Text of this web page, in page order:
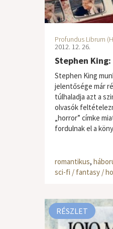
Profundus Librum
2012. 12. 26.
Stephen
Stephen King
jelentősége már
túlhaladja azt a
olvasók
„horror” címke
fordulnak el a
romantikus,
sci-fi / fantasy /
RÉSZLET